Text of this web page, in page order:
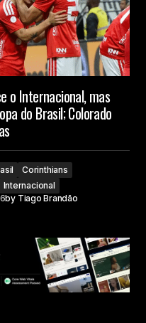
o Internacional, mas
do Brasil; Colorado
Corinthians
Internacional
by Tiago Brandão